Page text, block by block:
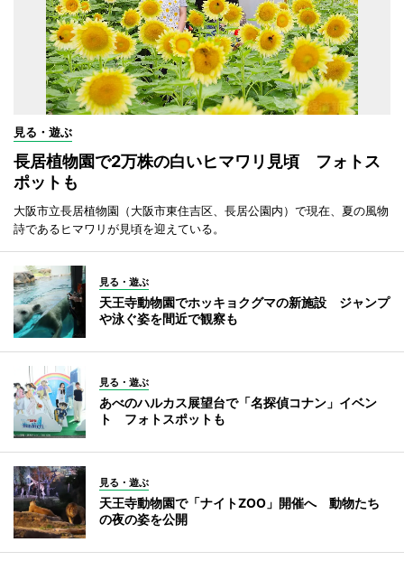
見る・遊ぶ
長居植物園で2万株の白いヒマワリ見頃 フォトス
ポットも
大阪市立長居植物園（大阪市東住吉区、長居公園内）で現在、夏の風物
詩であるヒマワリが見頃を迎えている。
見る・遊ぶ
天王寺動物園でホッキョクグマの新施設 ジャンプ
や泳ぐ姿を間近で観察も
見る・遊ぶ
あべのハルカス展望台で「名探偵コナン」イベン
ト フォトスポットも
見る・遊ぶ
天王寺動物園で「ナイトZOO」開催へ 動物たち
の夜の姿を公開